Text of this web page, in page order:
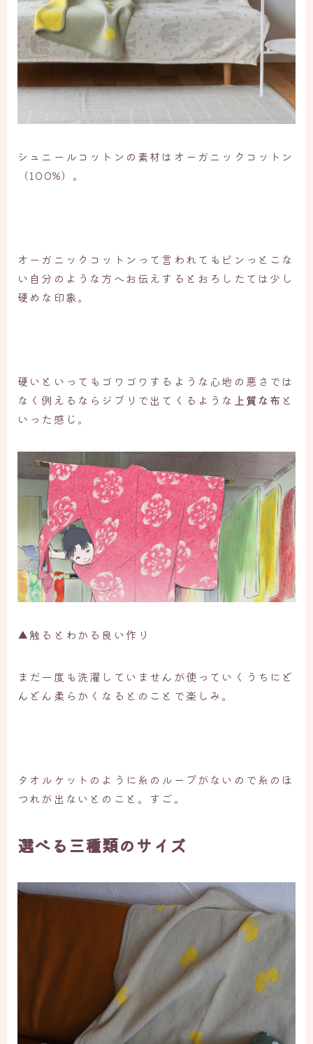
シュニールコットンの素材はオーガニックコットン
（100%）。
オーガニックコットンって言われてもピンっとこな
い自分のような方へお伝えするとおろしたては少し
硬めな印象。
硬いといってもゴワゴワするような心地の悪さでは
なく例えるならジブリで出てくるような 上質な布 と
いった感じ。
▲触るとわかる良い作り
まだ一度も洗濯していませんが使っていくうちにど
んどん柔らかくなるとのことで楽しみ。
タオルケットのように糸のループがないので糸のほ
つれが出ないとのこと。すご。
選べる三種類のサイズ